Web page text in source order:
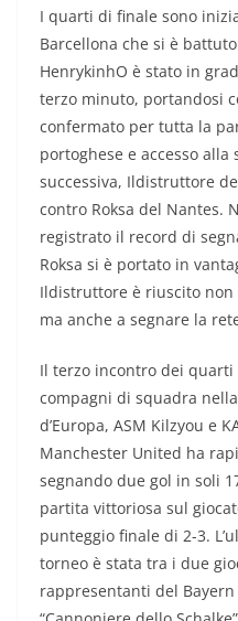
I quarti di finale sono
Barcellona che si è
HenrykinhO è stato in
terzo minuto, portandosi
confermato per tutta la
portoghese e accesso
successiva, Ildistruttore
contro Roksa del Nantes.
registrato il record di
Roksa si è portato in
Ildistruttore è riuscito non
ma anche a segnare la
Il terzo incontro dei
compagni di squadra
d’Europa, ASM Kilzyou e
Manchester United ha
segnando due gol in soli
partita vittoriosa sul
punteggio finale di 2-3.
torneo è stata tra i due
rappresentanti del Bayern